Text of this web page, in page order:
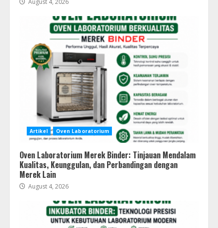
August 4, 2026
Artikel Oven Laboratorium
Oven Laboratorium Merek Binder: Tinjauan Mendalam
Kualitas, Keunggulan, dan Perbandingan dengan
Merek Lain
August 4, 2026